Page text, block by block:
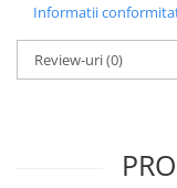
Cărămidă Brikston
Cărămidă Cemacon
Electrocasnice
Pavele si borduri
Informatii
Review-uri(0)